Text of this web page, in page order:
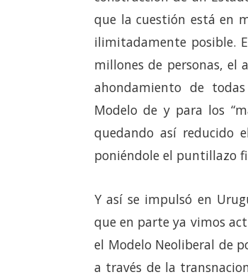
que la cuestión está en
ilimitadamente posible.
millones de personas, el
ahondamiento de
Modelo de y para los
quedando así reducido
poniéndole el puntillazo
Y así se impulsó en
que en parte ya vimos
el Modelo Neoliberal de
a través de la